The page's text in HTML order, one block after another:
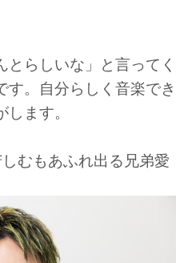
らしいな」と言ってく
。自分らしく音楽でき
ます。
むもあふれ出る兄弟愛